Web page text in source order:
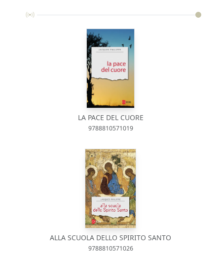
LA PACE DEL CUORE
9788810571019
ALLA SCUOLA DELLO SPIRITO SANTO
9788810571026